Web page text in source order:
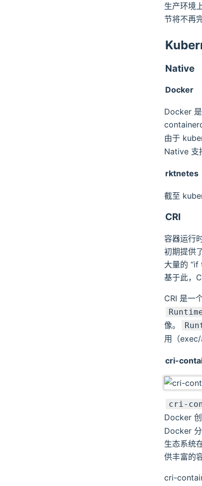
生产环境
节将不再
Native
Docker
Docker
由于
Native 支
rktnetes
截至
CRI
容器运行
初期提供
大量的
基于此，
CRI 是一
像。
用（
cri-
cri-
Docker
Docker
生态系统
供丰富的
cri-